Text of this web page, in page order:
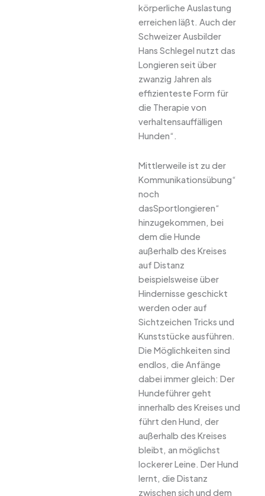
körperliche Auslastung
erreichen läßt. Auch der
Schweizer Ausbilder
Hans Schlegel nutzt das
Longieren seit über
zwanzig Jahren als
effizienteste Form für
die Therapie von
verhaltensauffälligen
Hunden“.
Mittlerweile ist zu der
Kommunikationsübung“
noch
dasSportlongieren“
hinzugekommen, bei
dem die Hunde
außerhalb des Kreises
auf Distanz
beispielsweise über
Hindernisse geschickt
werden oder auf
Sichtzeichen Tricks und
Kunststücke ausführen.
Die Möglichkeiten sind
endlos, die Anfänge
dabei immer gleich: Der
Hundeführer geht
innerhalb des Kreises und
führt den Hund, der
außerhalb des Kreises
bleibt, an möglichst
lockerer Leine. Der Hund
lernt, die Distanz
zwischen sich und dem